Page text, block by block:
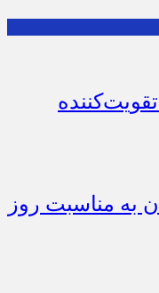
به مناسبت روز